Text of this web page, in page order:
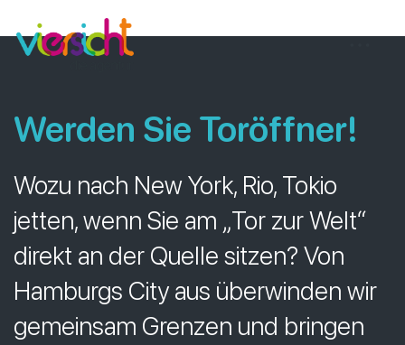
Inhalt
springen
Werden Sie Toröffner!
Wozu nach New York, Rio, Tokio
jetten, wenn Sie am „Tor zur Welt“
direkt an der Quelle sitzen? Von
Hamburgs City aus überwinden wir
gemeinsam Grenzen und bringen